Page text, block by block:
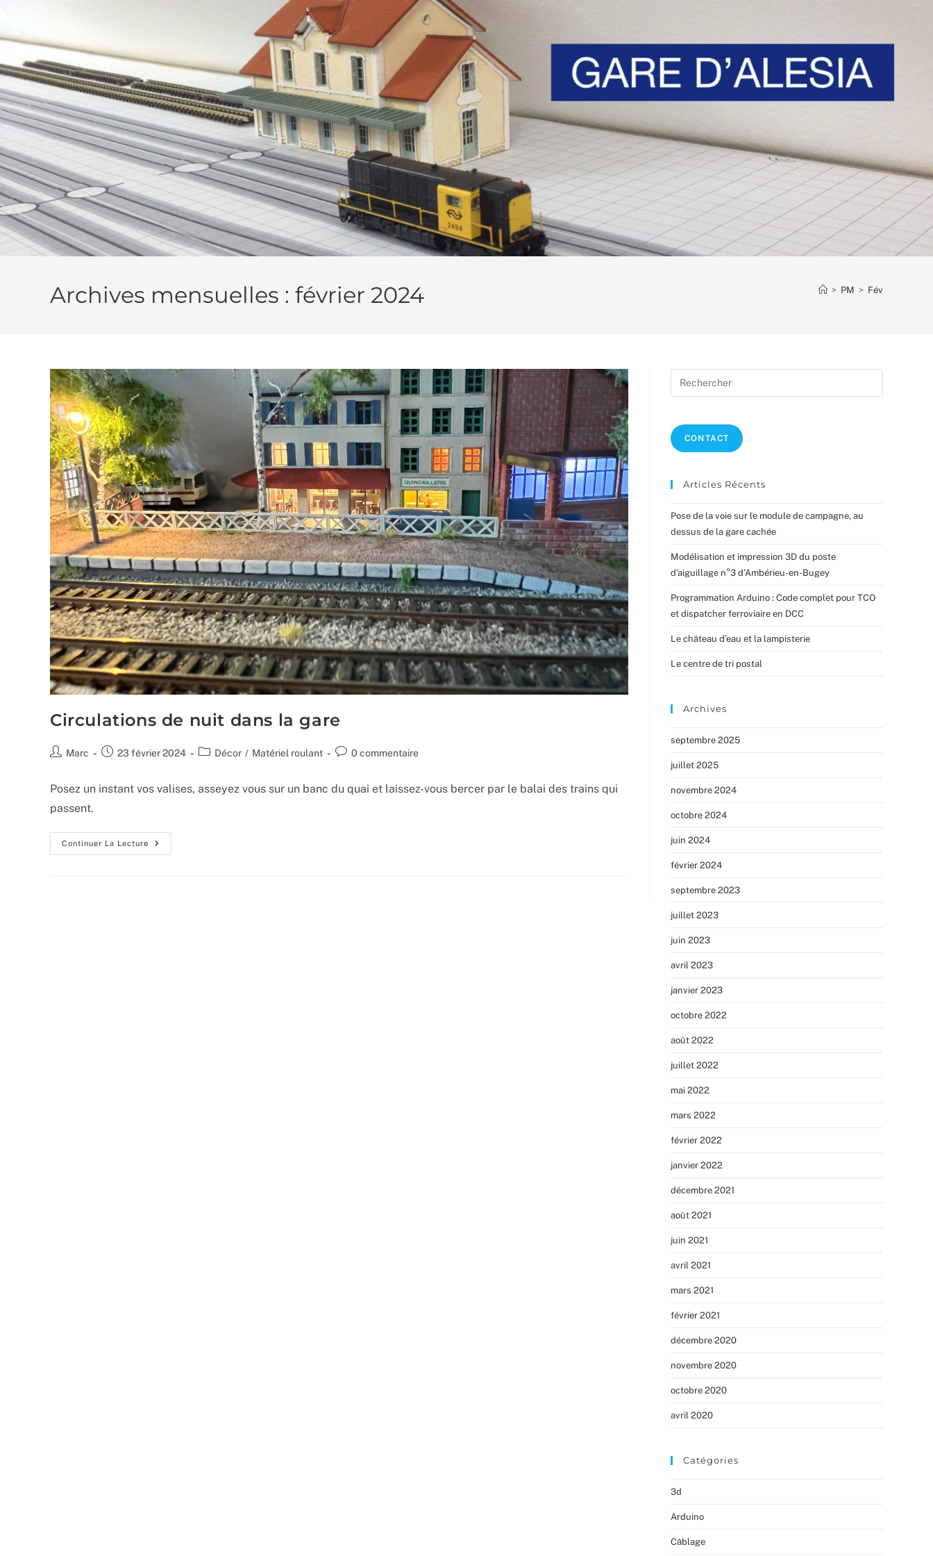
content
Archives mensuelles : février 2024 > PM > Fév
Circulations de nuit dans la gare
Auteur/autrice
publication :
Marc
Publication
23 février 2024
PostDécor / Matériel roulant
Commentaires
publication :
0 commentaire
Posez un instant vos valises, asseyez vous sur un banc du quai et laissez-vous bercer par le balai des trains qui
passent.
Continuer La Lecture
Circulations
De
Escape
CONTACT
Articles Récents
Pose de la voie sur le module de campagne, au
dessus de la gare cachée
Modélisation et impression 3D du poste
d’aiguillage n°3 d’Ambérieu-en-Bugey
Programmation Arduino : Code complet pour TCO
et dispatcher ferroviaire en DCC
Le château d’eau et la lampisterie
Le centre de tri postal
Archives
septembre 2025
juillet 2025
novembre 2024
octobre 2024
juin 2024
février 2024
septembre 2023
juillet 2023
juin 2023
avril 2023
janvier 2023
octobre 2022
août 2022
juillet 2022
mai 2022
mars 2022
février 2022
janvier 2022
décembre 2021
août 2021
juin 2021
avril 2021
mars 2021
février 2021
décembre 2020
novembre 2020
octobre 2020
avril 2020
Catégories
3d
Arduino
Câblage